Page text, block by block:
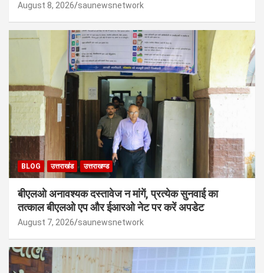
August 8, 2026 saunewsnetwork
BLOG उत्तराखंड उत्तराखण्ड
बीएलओ अनावश्यक दस्तावेज न मांगें, प्रत्येक सुनवाई का
तत्काल बीएलओ एप और ईआरओ नेट पर करें अपडेट
August 7, 2026 saunewsnetwork